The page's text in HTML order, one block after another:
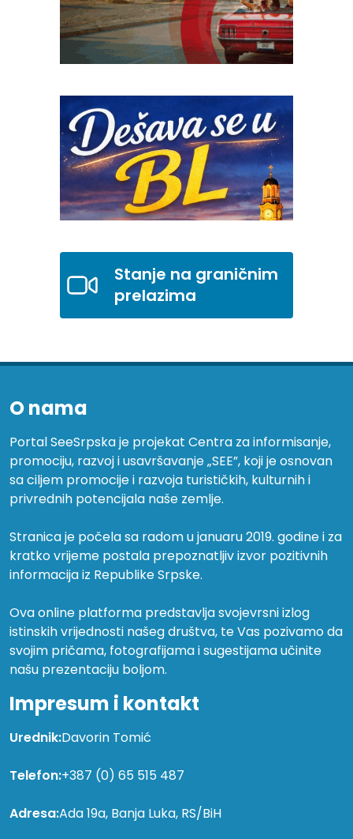
Stanje na graničnim
prelazima
O nama
Portal SeeSrpska je projekat Centra za informisanje,
promociju, razvoj i usavršavanje „SEE”, koji je osnovan
sa ciljem promocije i razvoja turističkih, kulturnih i
privrednih potencijala naše zemlje.
Stranica je počela sa radom u januaru 2019. godine i za
kratko vrijeme postala prepoznatljiv izvor pozitivnih
informacija iz Republike Srpske.
Ova online platforma predstavlja svojevrsni izlog
istinskih vrijednosti našeg društva, te Vas pozivamo da
svojim pričama, fotografijama i sugestijama učinite
našu prezentaciju boljom.
Impresum i kontakt
Urednik:Davorin Tomić
Telefon:+387 (0) 65 515 487
Adresa:Ada 19a, Banja Luka, RS/BiH